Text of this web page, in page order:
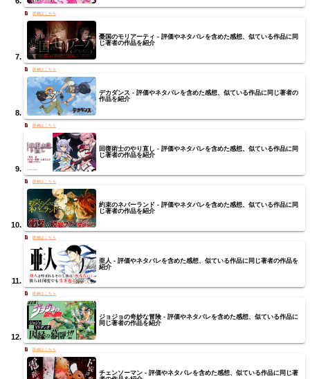
憂国のモリアーティ - 評価やネタバレを含めた感想、似ている作品に同
じ著者の作品を紹介
デカダンス - 評価やネタバレを含めた感想、似ている作品に同じ著者の
作品を紹介
回復術士のやり直し - 評価やネタバレを含めた感想、似ている作品に同
じ著者の作品を紹介
約束のネバーランド - 評価やネタバレを含めた感想、似ている作品に同
じ著者の作品を紹介
亜人 - 評価やネタバレを含めた感想、似ている作品に同じ著者の作品を
紹介
ジョジョの奇妙な冒険 - 評価やネタバレを含めた感想、似ている作品に
同じ著者の作品を紹介
チェンソーマン - 評価やネタバレを含めた感想、似ている作品に同じ著